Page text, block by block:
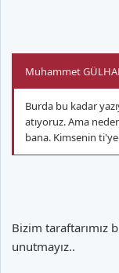
Muhammet
Burda bu kadar
atıyoruz. Ama
bana. Kimsenin
Bizim taraftarımız
unutmayız..